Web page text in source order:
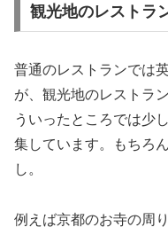
観光地のレストラ
普通のレストランでは
が、観光地のレストラ
ういったところでは少
集しています。もちろ
し。
例えば京都のお寺の周